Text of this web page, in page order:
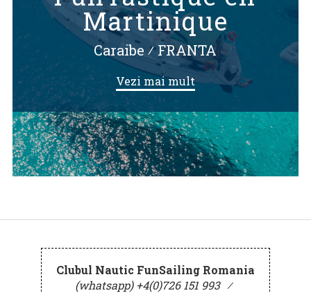
Martinique
Caraibe⁄FRANTA
Vezi mai mult
Clubul Nautic FunSailing Romania
(whatsapp) +4(0)726 151 993 ⁄